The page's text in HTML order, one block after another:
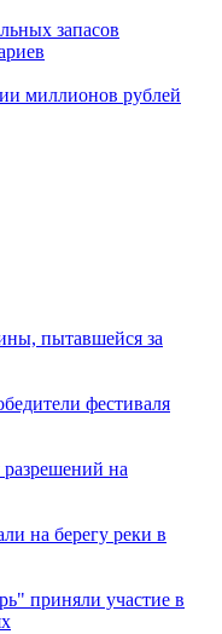
запасов
миллионов рублей
пытавшейся за
фестиваля
на
на берегу реки в
приняли участие в